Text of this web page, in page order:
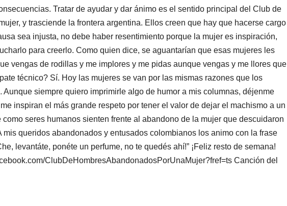
Tratar de ayudar y dar ánimo es el sentido principal del Club de
y trasciende la frontera argentina. Ellos creen que hay que hacerse cargo
sea injusta, no debe haber resentimiento porque la mujer es inspiración,
para creerlo. Como quien dice, se aguantarían que esas mujeres les
vengas de rodillas y me implores y me pidas aunque vengas y me llores que
técnico? Sí. Hoy las mujeres se van por las mismas razones que los
Aunque siempre quiero imprimirle algo de humor a mis columnas, déjenme
inspiran el más grande respeto por tener el valor de dejar el machismo a un
como seres humanos sienten frente al abandono de la mujer que descuidaron
mis queridos abandonados y entusados colombianos los animo con la frase
levantáte, ponéte un perfume, no te quedés ahí!” ¡Feliz resto de semana!
ClubDeHombresAbandonadosPorUnaMujer?fref=ts Canción del